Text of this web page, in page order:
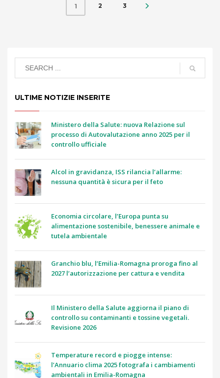
1 2 3
ULTIME NOTIZIE INSERITE
Ministero della Salute: nuova Relazione sul
processo di Autovalutazione anno 2025 per il
controllo ufficiale
Alcol in gravidanza, ISS rilancia l’allarme:
nessuna quantità è sicura per il feto
Economia circolare, l’Europa punta su
alimentazione sostenibile, benessere animale e
tutela ambientale
Granchio blu, l’Emilia-Romagna proroga fino al
2027 l’autorizzazione per cattura e vendita
Il Ministero della Salute aggiorna il piano di
controllo su contaminanti e tossine vegetali.
Revisione 2026
Temperature record e piogge intense:
l’Annuario clima 2025 fotografa i cambiamenti
ambientali in Emilia-Romagna